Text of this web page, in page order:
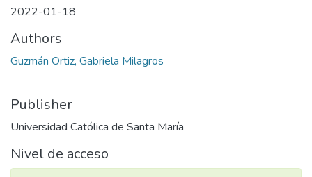
2022-01-18
Authors
Guzmán Ortiz, Gabriela Milagros
Publisher
Universidad Católica de Santa María
Nivel de acceso